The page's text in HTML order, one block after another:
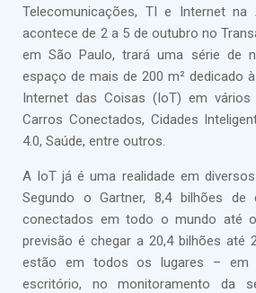
Telecomunicações, TI e Internet na
acontece de 2 a 5 de outubro no
em São Paulo, trará uma série de
espaço de mais de 200 m² dedicado
Internet das Coisas (IoT) em vários
Carros Conectados, Cidades
4.0, Saúde, entre outros.
A IoT já é uma realidade em
Segundo o Gartner, 8,4 bilhões de
conectados em todo o mundo até
previsão é chegar a 20,4 bilhões até
estão em todos os lugares – em
escritório, no monitoramento da